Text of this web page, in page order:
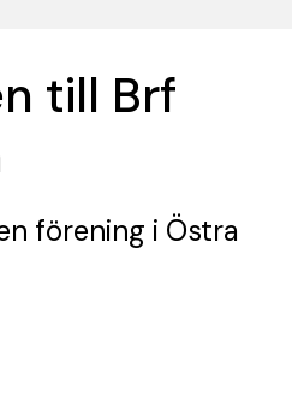
till Brf
förening i Östra